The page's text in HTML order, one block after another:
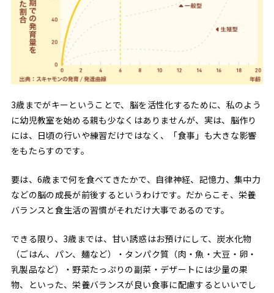
3歳までがキーということで、脳を活性化するために、私のよう
に幼児教室を始める親も少なくはありませんが、実は、脳作り
には、日頃の行いや練習だけではなく、「食事」も大きな影響
をもたらすのです。
要は、6歳まで何を食べてきたかで、自律神経、記憶力、集中力
などの脳の成長が前後するというわけです。だからこそ、栄養
バランスと食生活の習慣がそれだけ大事であるのです。
できる限り、3歳までは、甘い誘惑はお預けにして、炭水化物
（ごはん、パン、麺など）・タンパク質（肉・魚・大豆・卵・
乳製品など）・野菜たっぷりの副菜・デザートには少量の果
物、といった、栄養バランスが良い食事に配慮するといいでし